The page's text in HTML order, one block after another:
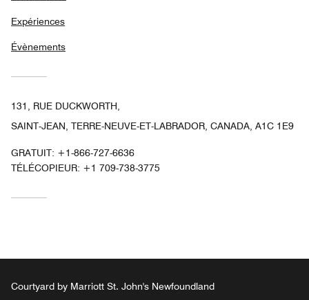
Expériences
Évènements
131, RUE DUCKWORTH,
SAINT-JEAN, TERRE-NEUVE-ET-LABRADOR, CANADA, A1C 1E9
GRATUIT: +1-866-727-6636
TÉLÉCOPIEUR: +1 709-738-3775
Courtyard by Marriott St. John's Newfoundland